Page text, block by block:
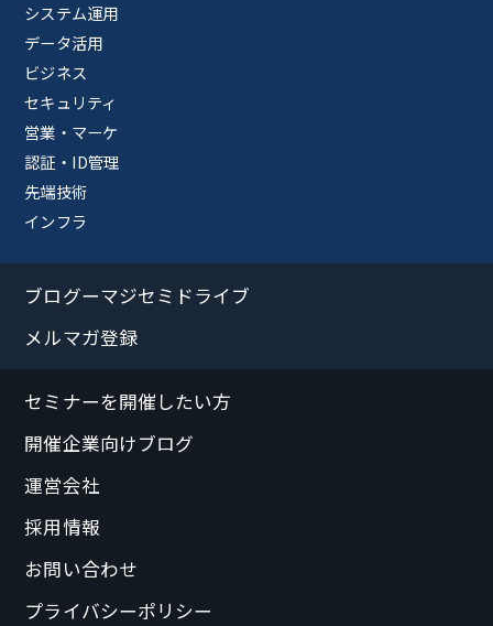
システム運用
データ活用
ビジネス
セキュリティ
営業・マーケ
認証・ID管理
先端技術
インフラ
ブログーマジセミドライブ
メルマガ登録
セミナーを開催したい方
開催企業向けブログ
運営会社
採用情報
お問い合わせ
プライバシーポリシー